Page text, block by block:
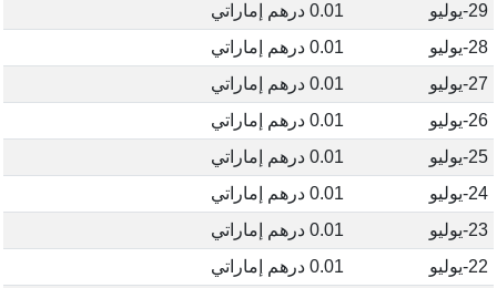
29-يوليو
0.01 درهم إماراتي
28-يوليو
0.01 درهم إماراتي
27-يوليو
0.01 درهم إماراتي
26-يوليو
0.01 درهم إماراتي
25-يوليو
0.01 درهم إماراتي
24-يوليو
0.01 درهم إماراتي
23-يوليو
0.01 درهم إماراتي
22-يوليو
0.01 درهم إماراتي